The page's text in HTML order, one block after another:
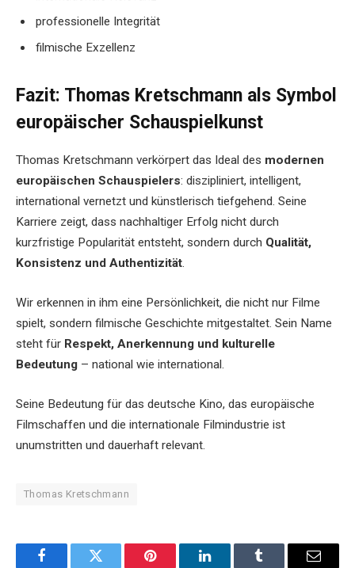
professionelle Integrität
filmische Exzellenz
Fazit: Thomas Kretschmann als Symbol
europäischer Schauspielkunst
Thomas Kretschmann verkörpert das Ideal des modernen
europäischen Schauspielers: diszipliniert, intelligent,
international vernetzt und künstlerisch tiefgehend. Seine
Karriere zeigt, dass nachhaltiger Erfolg nicht durch
kurzfristige Popularität entsteht, sondern durch Qualität,
Konsistenz und Authentizität.
Wir erkennen in ihm eine Persönlichkeit, die nicht nur Filme
spielt, sondern filmische Geschichte mitgestaltet. Sein Name
steht für Respekt, Anerkennung und kulturelle
Bedeutung – national wie international.
Seine Bedeutung für das deutsche Kino, das europäische
Filmschaffen und die internationale Filmindustrie ist
unumstritten und dauerhaft relevant.
Thomas Kretschmann